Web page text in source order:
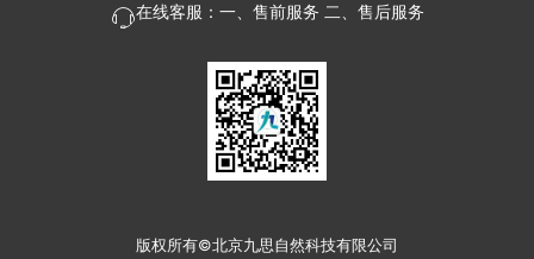
阿坝县各莫镇第二小学
阿坝县安羌镇第二小学
阿坝县阿坝镇第一寄宿制小学
阿坝县安羌镇中心校
在线客服：一、售前服务 二、售后服务
版权所有©北京九思自然科技有限公司